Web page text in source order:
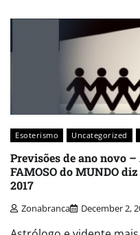
Esoterismo Uncategorized
Previsões de ano novo
FAMOSO do MUNDO
2017
Zonabranca December 2,